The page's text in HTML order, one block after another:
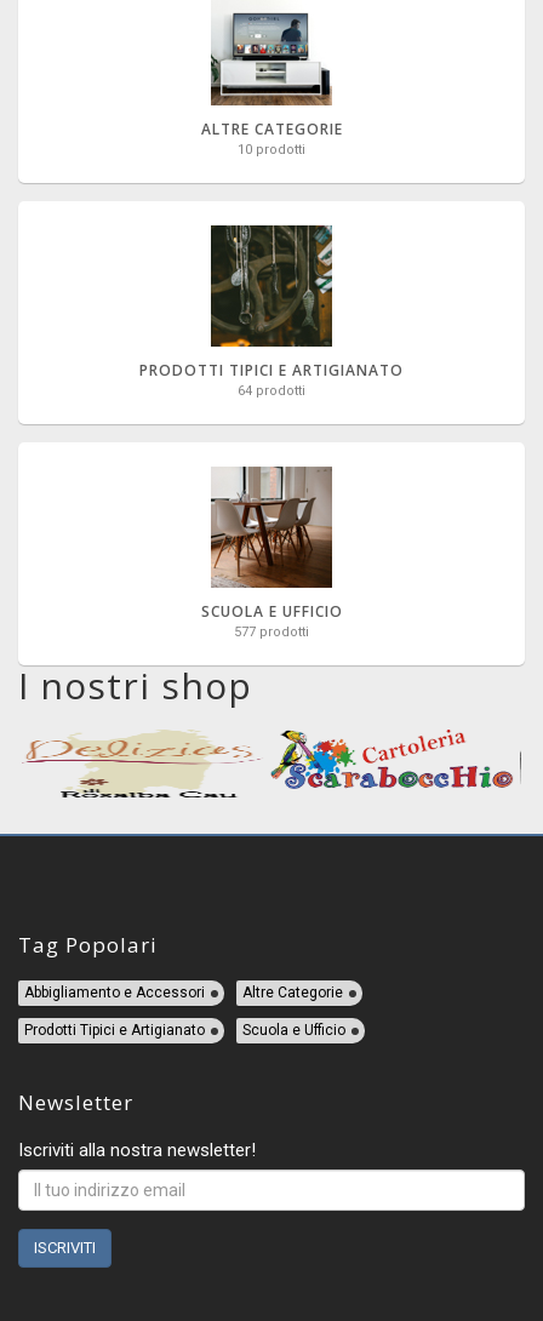
ALTRE CATEGORIE
10 prodotti
PRODOTTI TIPICI E ARTIGIANATO
64 prodotti
SCUOLA E UFFICIO
577 prodotti
I nostri shop
Tag Popolari
Abbigliamento e Accessori Altre Categorie
Prodotti Tipici e Artigianato Scuola e Ufficio
Newsletter
Iscriviti alla nostra newsletter!